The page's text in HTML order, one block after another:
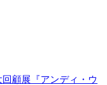
顧展『アンディ・ウ